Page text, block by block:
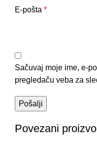
E-pošta *
Sačuvaj moje ime, e-
pregledaču veba za
Povezani